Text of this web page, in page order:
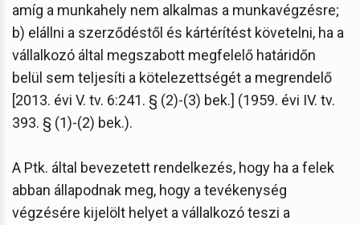
amíg a munkahely nem alkalmas a munkavégzésre;
b) elállni a szerződéstől és kártérítést követelni, ha a
vállalkozó által megszabott megfelelő határidőn
belül sem teljesíti a kötelezettségét a megrendelő
[2013. évi V. tv. 6:241. § (2)-(3) bek.] (1959. évi IV. tv.
393. § (1)-(2) bek.).
A Ptk. által bevezetett rendelkezés, hogy ha a felek
abban állapodnak meg, hogy a tevékenység
végzésére kijelölt helyet a vállalkozó teszi a